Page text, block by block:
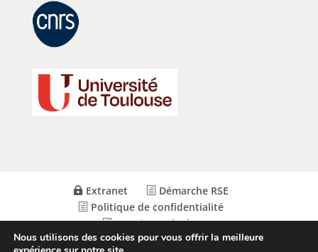
Extranet
Démarche RSE
Politique de confidentialité
Mentions Légales
Nous utilisons des cookies pour vous offrir la meilleure